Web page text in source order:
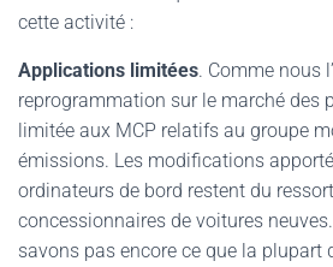
cette activité :
Applications limitées. Comme nous
reprogrammation sur le marché des
limitée aux MCP relatifs au groupe
émissions. Les modifications
ordinateurs de bord restent du
concessionnaires de voitures
savons pas encore ce que la plupart